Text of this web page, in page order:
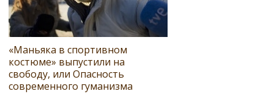
«Маньяка в спортивном
костюме» выпустили на
свободу, или Опасность
современного гуманизма